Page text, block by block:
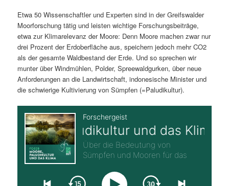
n
Etwa 50 Wissenschaftler und Experten sind in der Greifswalder
Moorforschung tätig und leisten wichtige Forschungsbeiträge,
etwa zur Klimarelevanz der Moore: Denn Moore machen zwar nur
drei Prozent der Erdoberfläche aus, speichern jedoch mehr CO2
als der gesamte Waldbestand der Erde. Und so sprechen wir
munter über Windmühlen, Polder, Spreewaldgurken, über neue
Anforderungen an die Landwirtschaft, indonesische Minister und
die schwierige Kultivierung von Sümpfen (=Paludikultur).